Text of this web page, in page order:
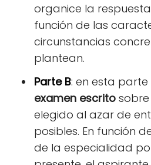
organice la
función de las
circunstancias
plantean.
Parte B: en esta parte
examen escrito
elegido al azar de
posibles. En función
de la especialidad